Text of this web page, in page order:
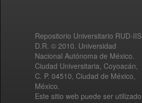
Repositorio Universitario RUD-IIS
D.R. © 2010. Universidad
Nacional Autónoma de México.
Ciudad Universitaria, Coyoacán,
C. P. 04510, Ciudad de México,
México.
Este sitio web puede ser utilizado